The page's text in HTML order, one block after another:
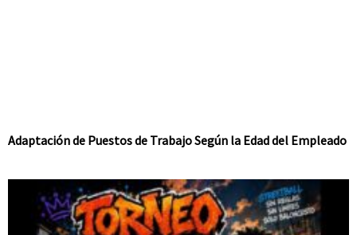
Adaptación de Puestos de Trabajo Según la Edad del Empleado